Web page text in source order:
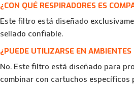
¿CON QUÉ RESPIRADORES ES
Este filtro está diseñado
sellado confiable.
¿PUEDE UTILIZARSE EN AMBIENTES
No. Este filtro está diseñado para
combinar con cartuchos específicos